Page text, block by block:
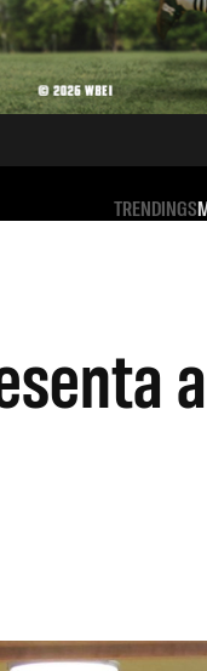
TRENDINGS